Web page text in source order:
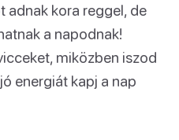
adnak kora reggel, de
a napodnak!
miközben iszod
energiát kapj a nap